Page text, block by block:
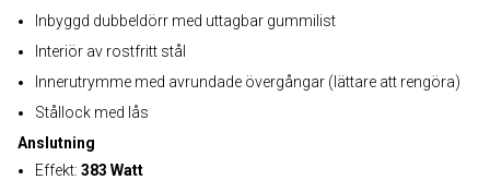
Inbyggd dubbeldörr med uttagbar gummilist
Interiör av rostfritt stål
Innerutrymme med avrundade övergångar (lättare att rengöra)
Stållock med lås
Anslutning
Effekt: 383 Watt